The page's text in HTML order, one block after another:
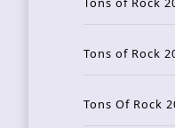
Tons of Rock
Tons Of Rock